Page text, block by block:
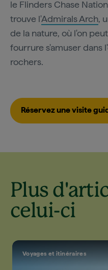
le Flinders Chase
trouve l'Admirals Arch,
de la nature, où l'on
fourrure s'amuser dans
rochers.
Réservez une visite
Plus
celui-ci
Voyages et itinéraires